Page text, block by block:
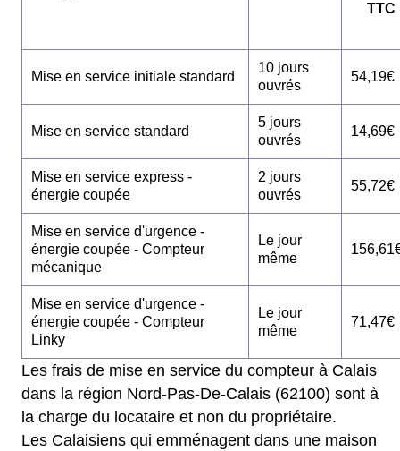
TTC
Mise en service initiale standard
10 jours
ouvrés
54,19€
Mise en service standard
5 jours
ouvrés
14,69€
Mise en service express -
énergie coupée
2 jours
ouvrés
55,72€
Mise en service d'urgence -
énergie coupée - Compteur
mécanique
Le jour
même
Mise en service d'urgence -
énergie coupée - Compteur
Linky
Le jour
même
71,47€
Les frais de mise en service du compteur à Calais
dans la région Nord-Pas-De-Calais (62100) sont à
la charge du locataire et non du propriétaire.
Les Calaisiens qui emménagent dans une maison